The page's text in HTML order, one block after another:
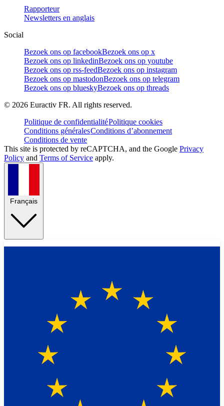
Rapporteur
Newsletters en anglais
Social
Bezoek ons op facebookBezoek ons op x
Bezoek ons op linkedinBezoek ons op youtube
Bezoek ons op rss-feedBezoek ons op instagram
Bezoek ons op mastodonBezoek ons op telegram
Bezoek ons op blueskyBezoek ons op threads
© 2026 Euractiv FR. All rights reserved.
Politique de confidentialitéPolitique cookies
Conditions généralesConditions d’abonnement
Conditions de vente
This site is protected by reCAPTCHA, and the Google Privacy
Policy and Terms of Service apply.
Français